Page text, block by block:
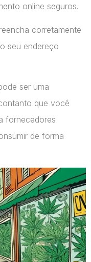
online seguros.
corretamente
seu endereço
ser uma
que você
fornecedores
de forma